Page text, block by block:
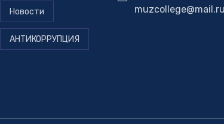
Новости
АНТИКОРРУПЦИЯ
muzcollege@mail.ru